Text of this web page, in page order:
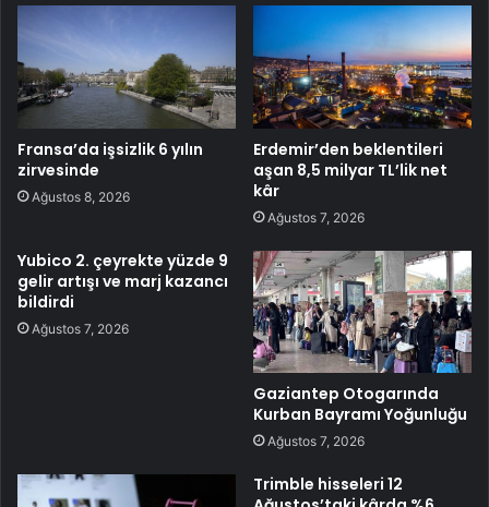
Fransa’da işsizlik 6 yılın
zirvesinde
Ağustos 8, 2026
Erdemir’den beklentileri
aşan 8,5 milyar TL’lik net
kâr
Ağustos 7, 2026
Yubico 2. çeyrekte yüzde 9
gelir artışı ve marj kazancı
bildirdi
Ağustos 7, 2026
Gaziantep Otogarında
Kurban Bayramı Yoğunluğu
Ağustos 7, 2026
Trimble hisseleri 12